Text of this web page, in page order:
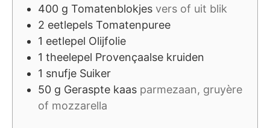
400 g Tomatenblokjes vers of uit blik
2 eetlepels Tomatenpuree
1 eetlepel Olijfolie
1 theelepel Provençaalse kruiden
1 snufje Suiker
50 g Geraspte kaas parmezaan, gruyère
of mozzarella